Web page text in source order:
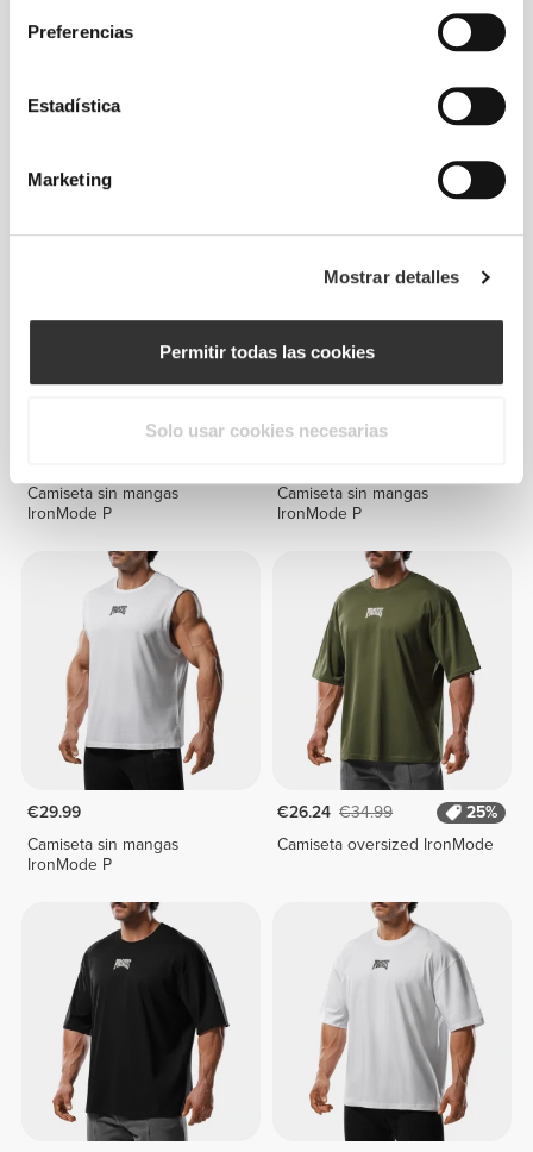
Preferencias
Estadística
Marketing
Mostrar detalles
Permitir todas las cookies
Solo usar cookies necesarias
Calcetines IronMode Crew
Camiseta sin mangas
IronMode P
Camiseta sin mangas
IronMode P
€29.99
Camiseta sin mangas
IronMode P
€26.24 €34.99
25%
Camiseta oversized IronMode